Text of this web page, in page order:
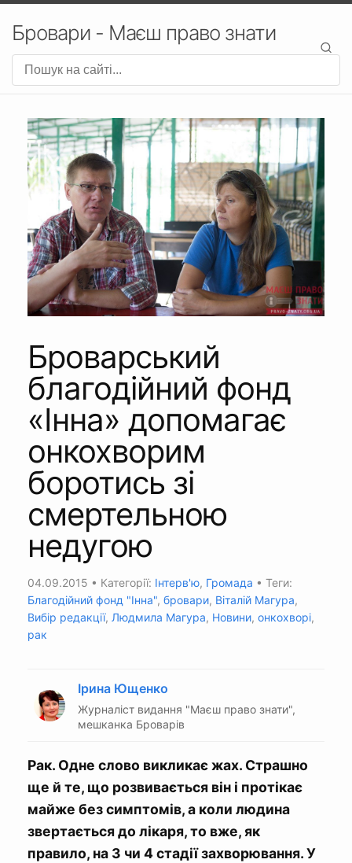
Бровари - Маєш право знати
Броварський
благодійний фонд
«Інна» допомагає
онкохворим
боротись зі
смертельною
недугою
04.09.2015 • Категорії: Інтерв'ю, Громада • Теги:
Благодійний фонд "Інна", бровари, Віталій Магура,
Вибір редакції, Людмила Магура, Новини, онкохворі,
рак
Ірина Ющенко
Журналіст видання "Маєш право знати",
мешканка Броварів
Рак. Одне слово викликає жах. Страшно
ще й те, що розвивається він і протікає
майже без симптомів, а коли людина
звертається до лікаря, то вже, як
правило, на 3 чи 4 стадії захворювання. У